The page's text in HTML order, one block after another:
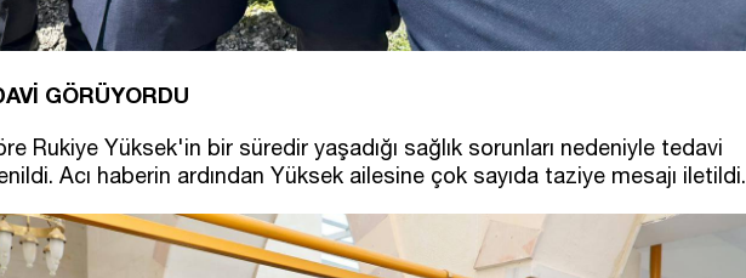
GÖRÜYORDU
Rukiye Yüksek'in bir süredir yaşadığı sağlık sorunları nedeniyle tedavi
Acı haberin ardından Yüksek ailesine çok sayıda taziye mesajı iletildi.